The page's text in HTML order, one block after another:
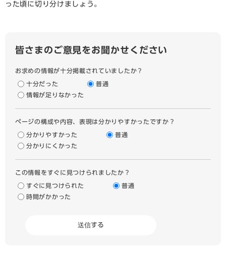
った頃に切り分けましょう。
皆さまのご意見をお聞かせください
お求めの情報が十分掲載されていましたか？
十分だった
普通
情報が足りなかった
ページの構成や内容、表現は分かりやすかったですか？
分かりやすかった
普通
分かりにくかった
この情報をすぐに見つけられましたか？
すぐに見つけられた
普通
時間がかかった